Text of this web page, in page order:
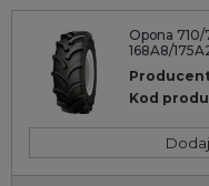
Opona
168A8/
Kod